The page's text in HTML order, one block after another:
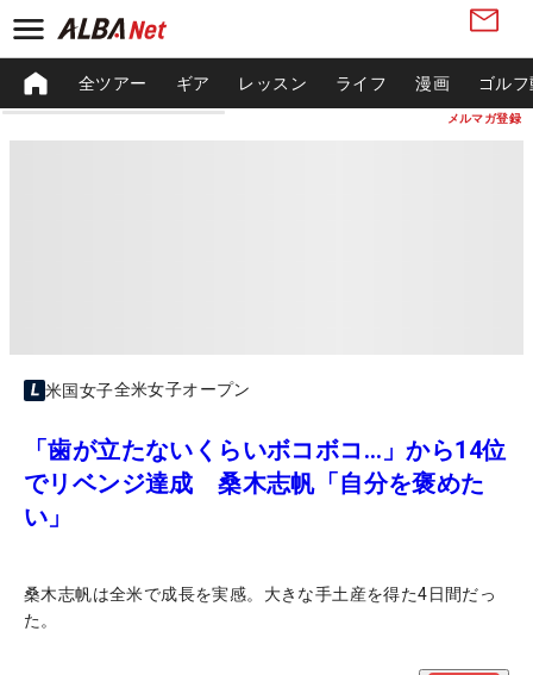
メルマガ登録
全ツアー ギア レッスン ライフ 漫画 ゴル
米国女子全米女子オープン
「歯が立たないくらいボコボコ…」から14位
でリベンジ達成 桑木志帆「自分を褒めた
い」
桑木志帆は全米で成長を実感。大きな手土産を得た4日間だっ
た。